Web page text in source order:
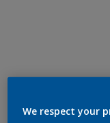
We respect your